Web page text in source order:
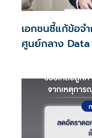
เอกชนชี้แก้ข้อจ
ศูนย์กลาง